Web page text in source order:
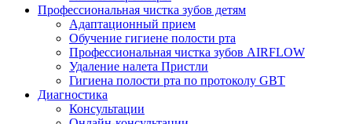
Профессиональная чистка зубов детям
Адаптационный прием
Обучение гигиене полости рта
Профессиональная чистка зубов AIRFLOW
Удаление налета Пристли
Гигиена полости рта по протоколу GBT
Диагностика
Консультации